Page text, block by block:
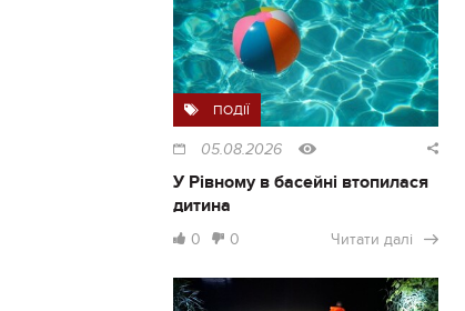
ПОДІЇ
05.08.2026
У Рівному в басейні втопилася
дитина
0 0 Читати далі